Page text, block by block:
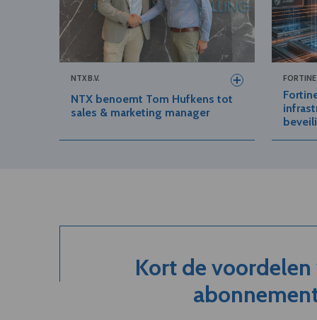
NTX B.V.
NTX benoemt Tom Hufkens tot
sales & marketing manager
Kort de voordelen